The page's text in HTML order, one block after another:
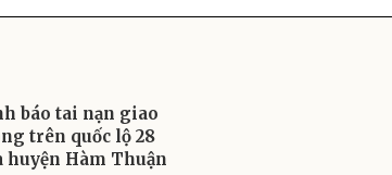
báo tai nạn giao
trên quốc lộ 28
huyện Hàm Thuận